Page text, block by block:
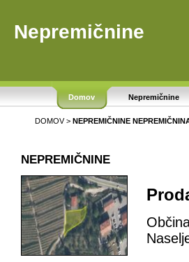
Nepremičnine
Domov Nepremičnine
DOMOV> NEPREMIČNINE
NEPREMIČNINE